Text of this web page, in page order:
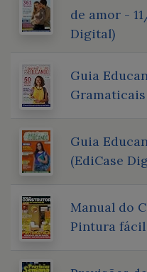
de amor -
Digital)
Guia
Guia
(EdiCase
Manual do
Pintura